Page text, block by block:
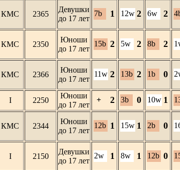
КМС 2365
Девушки
до 17 лет
7b 1 12w 2 6w 2
КМС 2350
Юноши
до 17 лет
15b 2 5w 2 8b 2
КМС 2366
Юноши
до 17 лет
11w 2 13b 2 1b 0
I 2250
Юноши
до 17 лет
+ 2 3b 0 10w 1
КМС 2344
Юноши
до 17 лет
12b 1 15w 1 2b 0
I 2150
Девушки
до 17 лет
2w 1 8w 1 12b 0